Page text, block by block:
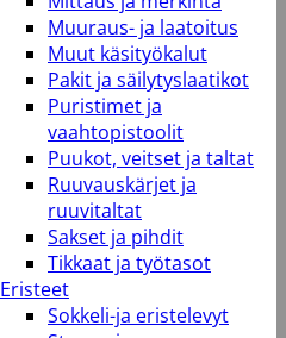
Muuraus- ja laatoitus
Muut käsityökalut
Pakit ja säilytyslaatikot
Puristimet ja
vaahtopistoolit
Puukot, veitset ja taltat
Ruuvauskärjet ja
ruuvitaltat
Sakset ja pihdit
Tikkaat ja työtasot
Eristeet
Sokkeli-ja eristelevyt